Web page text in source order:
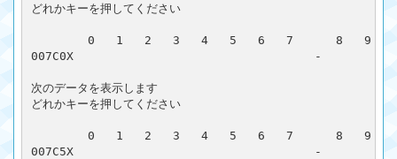
どれかキーを押してください
0   1   2   3   4   5   6   7      8   9
007C0X                                  -
次のデータを表示します
どれかキーを押してください
0   1   2   3   4   5   6   7      8   9
007C5X                                  -